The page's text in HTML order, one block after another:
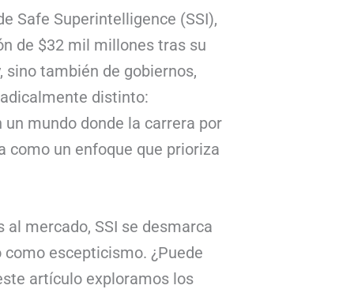
Safe Superintelligence (SSI),
de $32 mil millones tras su
sino también de gobiernos,
distinto:
mundo donde la carrera por
como un enfoque que prioriza
mercado, SSI se desmarca
escepticismo. ¿Puede
artículo exploramos los